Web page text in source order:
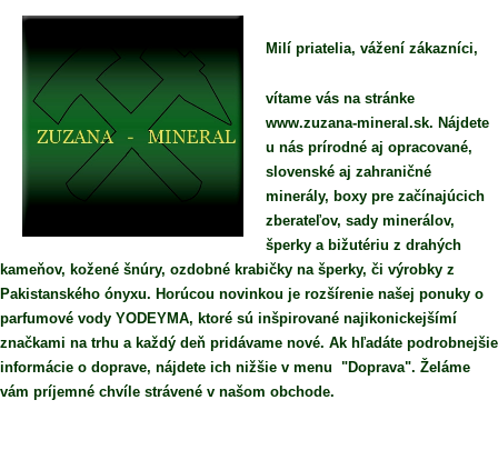
Milí priatelia, vážení zákazníci,
vítame vás na stránke
www.zuzana-mineral.sk. Nájdete
u nás prírodné aj opracované,
slovenské aj zahraničné
minerály, boxy pre začínajúcich
zberateľov, sady minerálov,
šperky a bižutériu z drahých
kameňov, kožené šnúry, ozdobné krabičky na šperky, či výrobky z
Pakistanského ónyxu. Horúcou novinkou je rozšírenie našej ponuky o
parfumové vody YODEYMA, ktoré sú inšpirované najikonickejšímí
značkami na trhu a každý deň pridávame nové. Ak hľadáte podrobnejšie
informácie o doprave, nájdete ich nižšie v menu "Doprava". Želáme
vám príjemné chvíle strávené v našom obchode.